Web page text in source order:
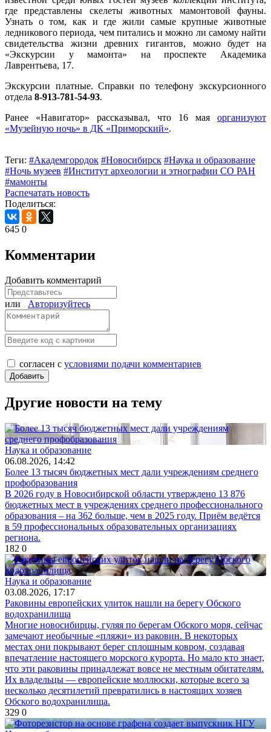
где представлены скелеты животных мамонтовой фауны.
Узнать о том, как и где жили самые крупные животные
ледникового периода, чем питались и можно ли самому найти
свидетельства жизни древних гигантов, можно будет на
«Экскурсии у мамонта» на проспекте Академика
Лаврентьева, 17.
Экскурсии платные.Справки по телефону экскурсионного
отдела 8-913-781-54-93.
Ранее «Навигатор» рассказывал, что 16 мая организуют
«Музейную ночь» в ДК «Приморский».
Теги: #Академгородок #Новосибирск #Наука и образование
#Ночь музеев #Институт археологии и этнографии СО РАН
#мамонты
Распечатать новость
Поделиться:
645 0
Комментарии
Добавить комментарий
или Авторизуйтесь
согласен с условиями подачи комментариев
Другие новости на тему
Наука и образование
06.08.2026, 14:42
Более 13 тысяч бюджетных мест дали учреждениям среднего
профобразования
В 2026 году в Новосибирской области утверждено 13 876
бюджетных мест в учреждениях среднего профессионального
образования – на 362 больше, чем в 2025 году. Приём ведётся
в 59 профессиональных образовательных организациях
региона.
182 0
Наука и образование
03.08.2026, 17:17
Раковины европейских улиток нашли на берегу Обского
водохранилища
Многие новосибирцы, гуляя по берегам Обского моря, сейчас
замечают необычные «пляжи» из раковин. В некоторых
местах они покрывают берег сплошным ковром, создавая
впечатление настоящего морского курорта. Но мало кто знает,
что эти раковины принадлежат вовсе не местным обитателям.
Их владельцы — европейские моллюски, которые всего за
несколько десятилетий превратились в настоящих хозяев
Обского водохранилища.
329 0